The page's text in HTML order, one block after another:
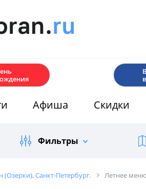
Афиша Скидки
Фильтры
(Озерки), Санкт-Петербург. Летнее